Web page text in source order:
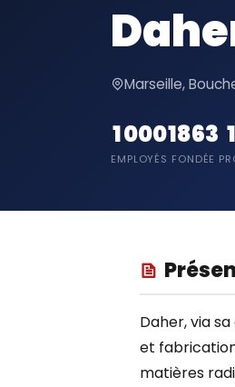
Marseille,
1 000
EMPLOYÉS
1863
FONDÉE
Daher, via
et
matières